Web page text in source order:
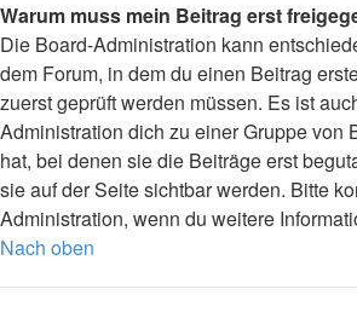
Warum muss mein Beitrag erst
Die Board-Administration kann
dem Forum, in dem du einen Beitrag
zuerst geprüft werden müssen. Es ist
Administration dich zu einer Gruppe von
hat, bei denen sie die Beiträge erst
sie auf der Seite sichtbar werden. Bitte
Administration, wenn du weitere
Nach oben